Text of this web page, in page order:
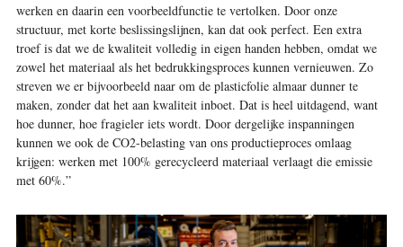
werken en daarin een voorbeeldfunctie te vertolken. Door onze
structuur, met korte beslissingslijnen, kan dat ook perfect. Een extra
troef is dat we de kwaliteit volledig in eigen handen hebben, omdat we
zowel het materiaal als het bedrukkingsproces kunnen vernieuwen. Zo
streven we er bijvoorbeeld naar om de plasticfolie almaar dunner te
maken, zonder dat het aan kwaliteit inboet. Dat is heel uitdagend, want
hoe dunner, hoe fragieler iets wordt. Door dergelijke inspanningen
kunnen we ook de CO2-belasting van ons productieproces omlaag
krijgen: werken met 100% gerecycleerd materiaal verlaagt die emissie
met 60%.”